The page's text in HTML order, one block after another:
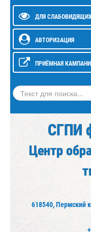
ДЛЯ
АВТОРИЗАЦИЯ
ПРИЁМНАЯ
Искать
СГПИ
Центр
618540, Пермский